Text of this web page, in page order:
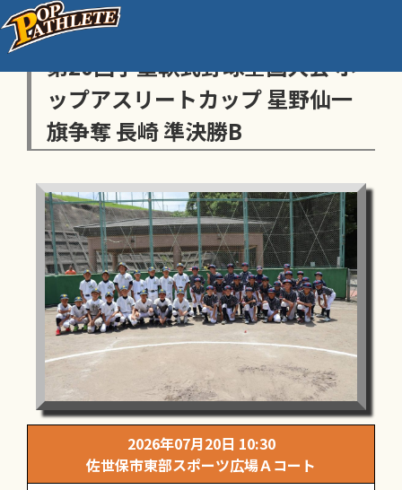
センス・トラストトーナメント
第20回学童軟式野球全国大会 ポ
ップアスリートカップ 星野仙一
旗争奪 長崎 準決勝B
2026年07月20日 10:30
佐世保市東部スポーツ広場Ａコート